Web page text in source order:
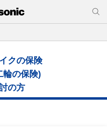
クの保険
輪の保険)
の方